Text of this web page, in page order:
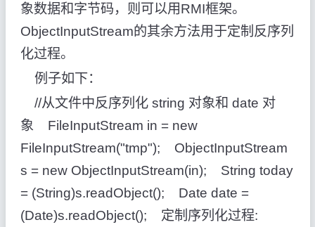
象数据和字节码，则可以用RMI框架。
ObjectInputStream的其余方法用于定制反序列
化过程。
例子如下：
//从文件中反序列化 string 对象和 date 对
象 FileInputStream in = new
FileInputStream("tmp"); ObjectInputStream
s = new ObjectInputStream(in); String today
= (String)s.readObject(); Date date =
(Date)s.readObject(); 定制序列化过程: